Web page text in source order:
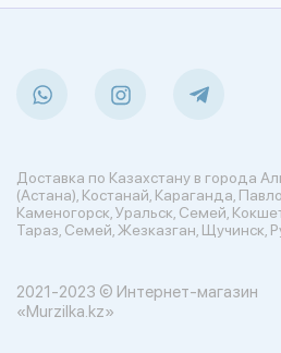
Доставка по Казахстану в города
(Астана), Костанай, Караганда,
Каменогорск, Уральск, Семей,
Тараз, Семей, Жезказган, Щучинск,
2021-2023 © Интернет-магазин
«Murzilka.kz»